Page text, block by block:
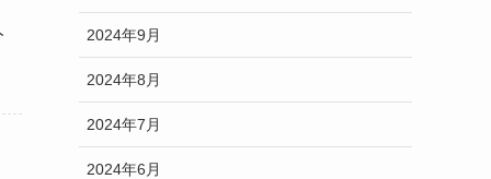
2024年9月
2024年8月
2024年7月
2024年6月